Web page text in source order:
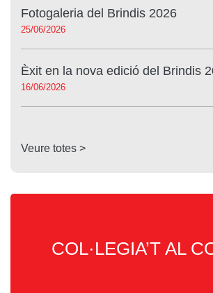
Fotogaleria del Brindis 2026
25/06/2026
Èxit en la nova edició del Brindis
16/06/2026
Veure totes >
COL·LEGIA’T AL